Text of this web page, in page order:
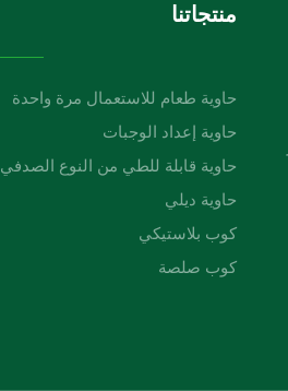
منتجاتنا
حاوية طعام للاستعمال مرة واحدة
حاوية إعداد الوجبات
حاوية قابلة للطي من النوع الصدفي
حاوية ديلي
كوب بلاستيكي
كوب صلصة